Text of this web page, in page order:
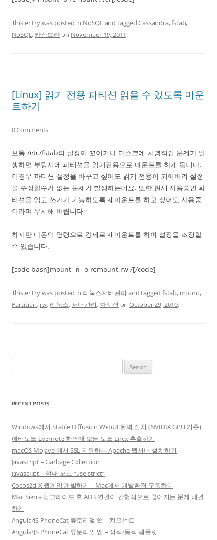
This entry was posted in NoSQLand tagged Cassandra,fstab,
NoSQL, 카산드라on November 19, 2011.
[Linux] 읽기 전용 파티션 읽을 수 있도록 마운
트하기
0 Comments
보통 /etc/fstab의 설정이 꼬이거나 디스크에 치명적인 문제가 발
생하면 부팅시에 파티션을 읽기전용으로 마운트를 하게 됩니다.
이경우 파티션 설정을 바꾸고 싶어도 읽기 전용이 되어버려 설정
을 수정할수가 없는 문제가 발생하는데요. 또한 현재 사용중인 파
티션을 읽고 쓰기가 가능하도록 재마운트를 하고 싶어도 사용중
이라며 무시해 버립니다;;
하지만 다음의 명령으로 강제로 재마운트를 하여 설정을 조정할
수 있습니다.
[code bash]mount -n -o remount,rw /[/code]
This entry was posted in 리눅스서버관리 and tagged fstab, mount,
Partition, rw, 리눅스, 서버관리, 파티션 on October 29, 2010.
for:
RECENT POSTS
Windows에서 Stable Diffusion WebUI 완벽 설치 (NVIDIA GPU 기준)
에버노트 Evernote 한번에 모든 노트 Enex 추출하기
macOS Mojave 에서 SSL 지원하는 Apache 웹서버 설치하기
Javascript – Garbage Collection
Javascript – 현대 모드 “use strict”
Cocos2d-X 웹게임 개발하기 – Mac에서 개발환경 구축하기
Mac Sierra 업그레이드 후 ADB 연결이 간헐적으로 끊어지는 문제 해결
하기
AngularJS PhoneCat 튜토리얼 앱 – 컴포넌트
AngularJS PhoneCat 튜토리얼 앱 – 정적/동적 템플릿